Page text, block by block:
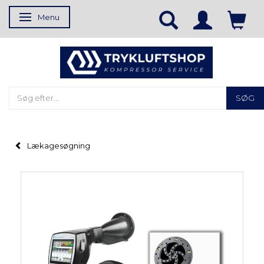
Skifte navigation
Menu
SØG
Lækagesøgning